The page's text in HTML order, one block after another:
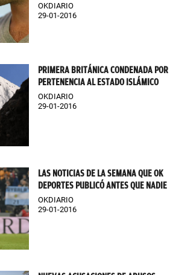
OKDIARIO
29-01-2016
PRIMERA BRITÁNICA CONDENADA POR
PERTENENCIA AL ESTADO ISLÁMICO
OKDIARIO
29-01-2016
LAS NOTICIAS DE LA SEMANA QUE OK
DEPORTES PUBLICÓ ANTES QUE NADIE
OKDIARIO
29-01-2016